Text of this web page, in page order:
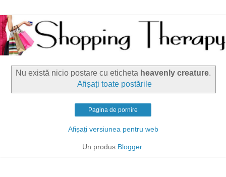
Nu există nicio postare cu eticheta heavenly creature.
Afișați toate postările
Pagina de pornire
Afișați versiunea pentru web
Un produs Blogger.